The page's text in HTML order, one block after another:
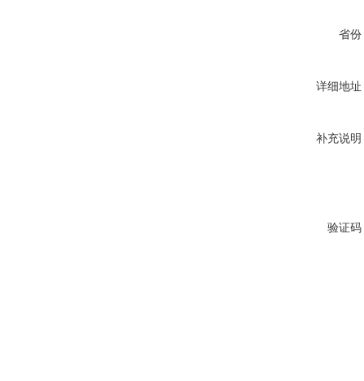
省份
详细地址
补充说明
验证码